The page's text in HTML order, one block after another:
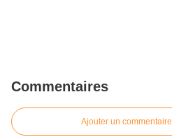
Commentaires
Ajouter un commentaire